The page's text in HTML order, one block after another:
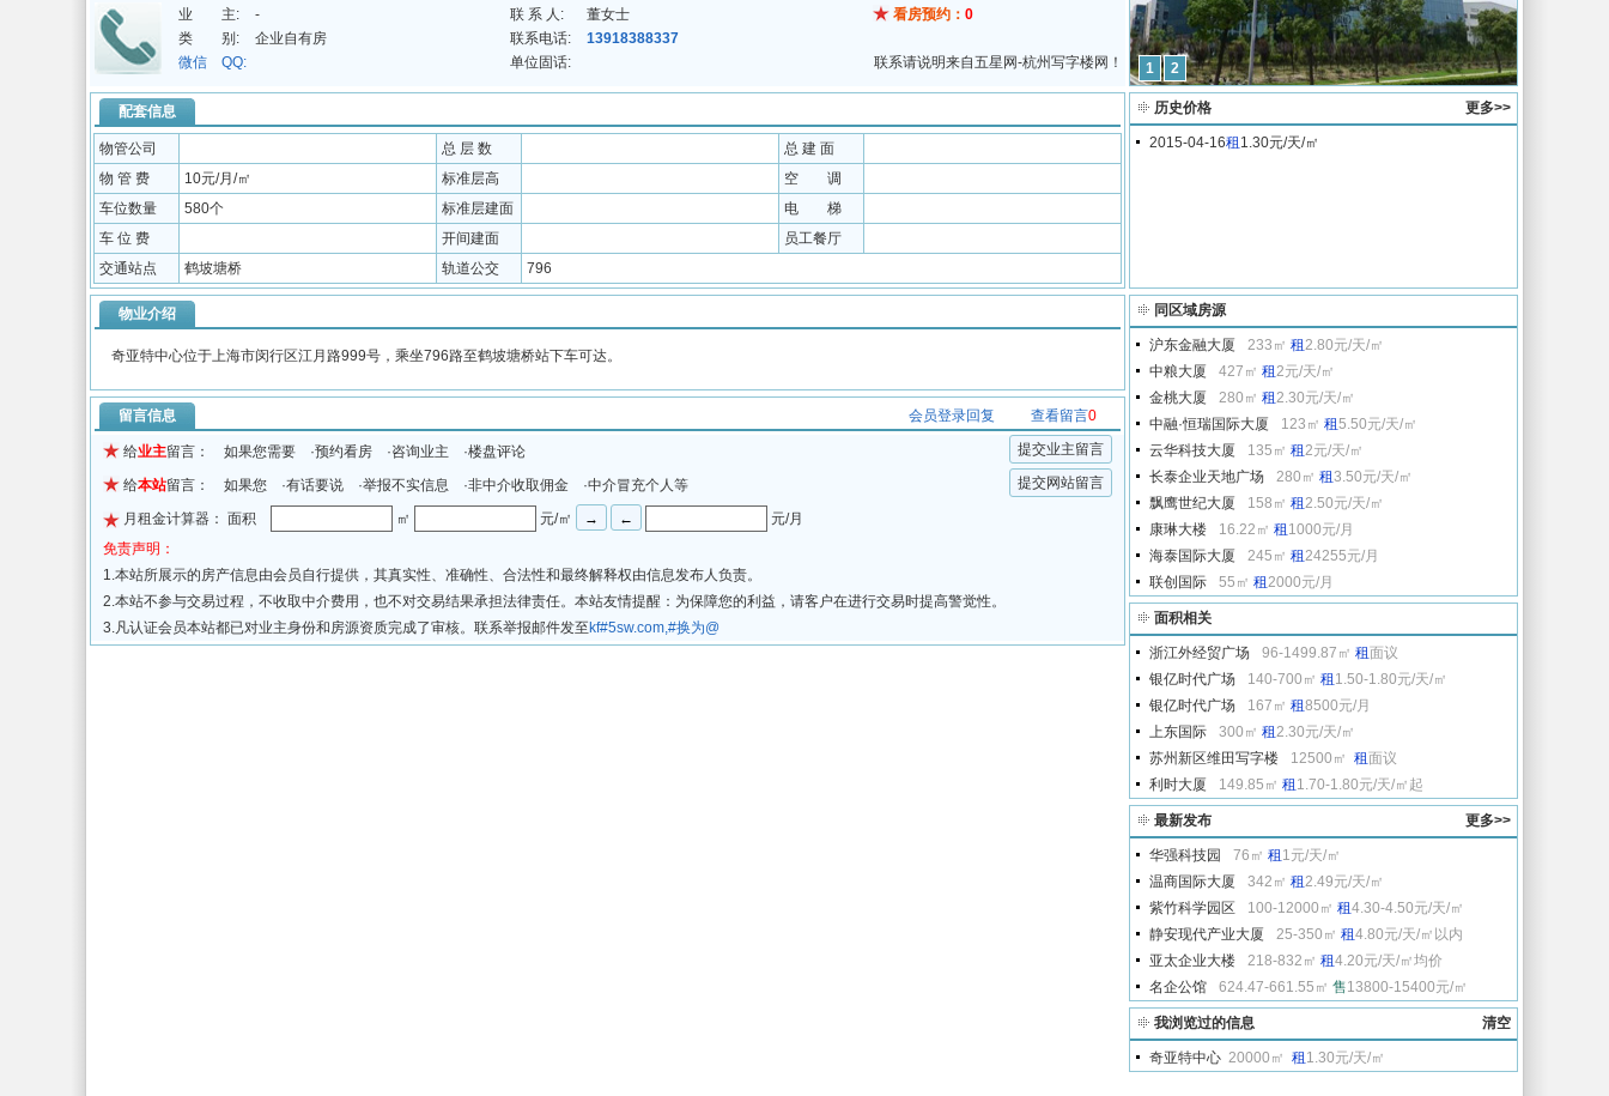
业 主: - 联 系 人: 董女士 看房预约： 0
类 别:
企业自有房 联系电话:
13918388337
微信 QQ:
单位固话: 联系请说明来自五星网-杭州写字楼网！
配套信息
物管公司 总 层 数
总 建 面
物 管 费
10元/月/㎡ 标准层高
空 调
车位数量
580个 标准层建面
电 梯
车 位 费
开间建面
员工餐厅
交通站点
鹤坡塘桥 轨道公交 796
物业介绍
奇亚特中心位于上海市闵行区江月路999号，乘坐796路至鹤坡塘桥站下车可达。
留言信息 0
查看留言
会员登录回复
给业主留言： 如果您需要 ·预约看房 ·咨询业主 ·楼盘评论 提交业主留言
给本站留言： 如果您 ·有话要说 ·举报不实信息 ·非中介收取佣金 ·中介冒充个人等 提交网站留言
月租金计算器： 面积 ㎡ 元/㎡
元/月
免责声明：
1.本站所展示的房产信息由会员自行提供，其真实性、准确性、合法性和最终解释权由信息发布人负责。
2.本站不参与交易过程，不收取中介费用，也不对交易结果承担法律责任。本站友情提醒：为保障您的利益，请客户在进行交易时提高警觉性。
3.凡认证会员本站都已对业主身份和房源资质完成了审核。联系举报邮件发至 kf#5sw.com,#换为@
1 2
更多>>
历史价格
2015-04-16租 1.30元/天/㎡
同区域房源
沪东金融大厦 233㎡ 租2.80元/天/㎡
中粮大厦
427㎡ 租2元/天/㎡
金桃大厦
280㎡ 租2.30元/天/㎡
中融·恒瑞国际大厦
123㎡ 租5.50元/天/㎡
云华科技大厦
135㎡ 租2元/天/㎡
长泰企业天地广场
280㎡ 租3.50元/天/㎡
飘鹰世纪大厦
158㎡ 租2.50元/天/㎡
康琳大楼
16.22㎡ 租 1000元/月
海泰国际大厦
245㎡ 租24255元/月
联创国际
55㎡ 租2000元/月
面积相关
浙江外经贸广场 96-1499.87㎡ 租面议
银亿时代广场
140-700㎡ 租 1.50-1.80元/天/㎡
银亿时代广场
167㎡ 租8500元/月
上东国际
300㎡ 租2.30元/天/㎡
苏州新区维田写字楼
12500㎡ 租面议
利时大厦
149.85㎡ 租 1.70-1.80元/天/㎡起
更多>>
最新发布
华强科技园 76㎡ 租 1元/天/㎡
温商国际大厦
342㎡ 租2.49元/天/㎡
紫竹科学园区
100-12000㎡ 租4.30-4.50元/天/㎡
静安现代产业大厦
25-350㎡ 租4.80元/天/㎡以内
亚太企业大楼
218-832㎡ 租4.20元/天/㎡均价
名企公馆
624.47-661.55㎡ 售13800-15400元/㎡
清空
我浏览过的信息
奇亚特中心 20000㎡ 租 1.30元/天/㎡